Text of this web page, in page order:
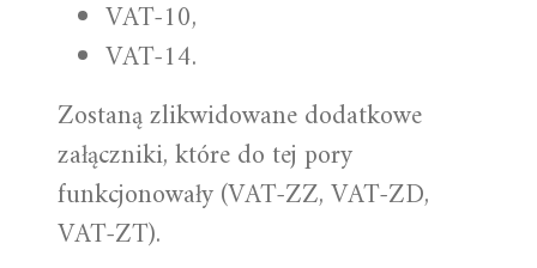
VAT-10,
VAT-14.
Zostaną zlikwidowane dodatkowe
załączniki, które do tej pory
funkcjonowały (VAT-ZZ, VAT-ZD,
VAT-ZT).